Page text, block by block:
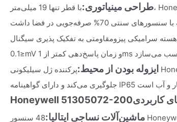
طراحی مینیاتوری:
با قطر تنها 19 میلی‌متر، Honeywell 51305072-200 را می‌توان در حفره‌های
هسته سرامیکی پیزومقاومتی به تفکیک پذیری سیگنال
ایزوله بودن از محیط:پرکننده ژل سیلیکونی Honeywell 51305072-200 از خطر نفوذ مایع
Honeywell 51305072-200کاربردی
ماشین‌آلات نساجی ایتالیا:
48 سنسور Honeywell 51305072-200 بر روی ماشین‌های تکمیل